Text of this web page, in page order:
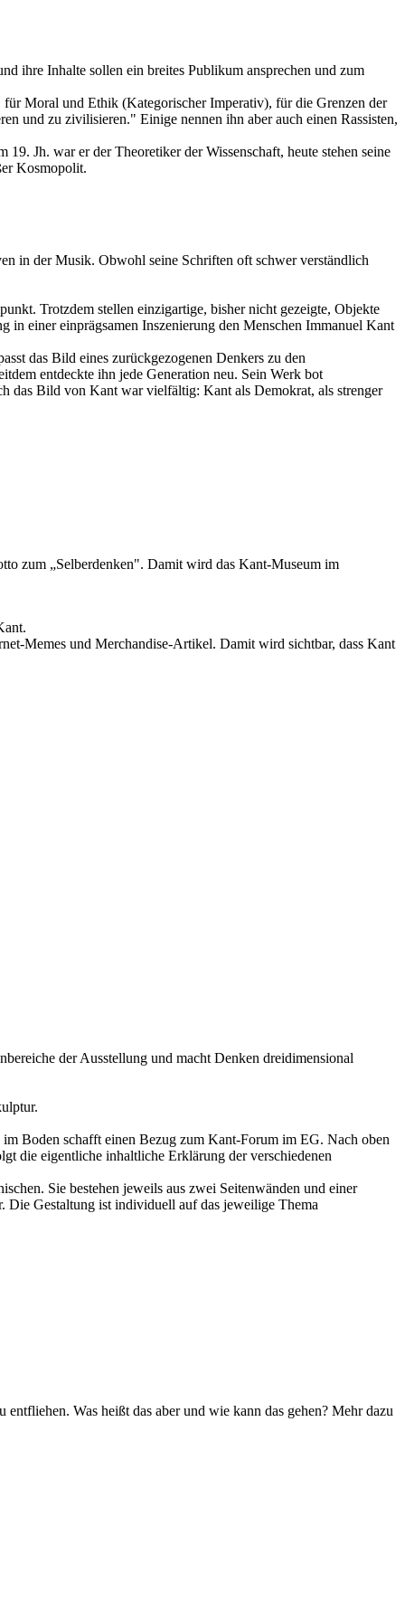
ihre Inhalte sollen ein breites Publikum ansprechen und zum
Moral und Ethik (Kategorischer Imperativ), für die Grenzen der
und zu zivilisieren." Einige nennen ihn aber auch einen Rassisten,
Jh. war er der Theoretiker der Wissenschaft, heute stehen seine
Kosmopolit.
in der Musik. Obwohl seine Schriften oft schwer verständlich
Trotzdem stellen einzigartige, bisher nicht gezeigte, Objekte
in einer einprägsamen Inszenierung den Menschen Immanuel Kant
das Bild eines zurückgezogenen Denkers zu den
entdeckte ihn jede Generation neu. Sein Werk bot
das Bild von Kant war vielfältig: Kant als Demokrat, als strenger
zum „Selberdenken". Damit wird das Kant-Museum im
Memes und Merchandise-Artikel. Damit wird sichtbar, dass Kant
der Ausstellung und macht Denken dreidimensional
Boden schafft einen Bezug zum Kant-Forum im EG. Nach oben
die eigentliche inhaltliche Erklärung der verschiedenen
Sie bestehen jeweils aus zwei Seitenwänden und einer
Die Gestaltung ist individuell auf das jeweilige Thema
Was heißt das aber und wie kann das gehen? Mehr dazu